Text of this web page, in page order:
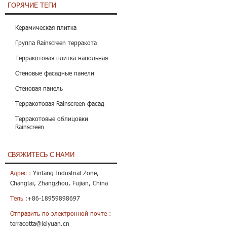
ГОРЯЧИЕ ТЕГИ
Керамическая плитка
Группа Rainscreen терракота
Терракотовая плитка напольная
Стеновые фасадные панели
Стеновая панель
Терракотовая Rainscreen фасад
Терракотовые облицовки
Rainscreen
СВЯЖИТЕСЬ С НАМИ
Адрес : Yintang Industrial Zone,
Changtai, Zhangzhou, Fujian, China
Тель :+86-18959898697
Отправить по электронной почте :
terracotta@leiyuan.cn